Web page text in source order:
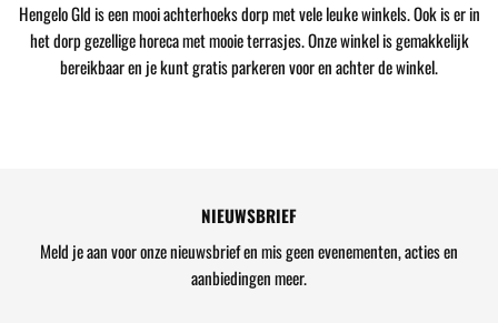
Hengelo Gld is een mooi achterhoeks dorp met vele leuke winkels. Ook is er in
het dorp gezellige horeca met mooie terrasjes. Onze winkel is gemakkelijk
bereikbaar en je kunt gratis parkeren voor en achter de winkel.
NIEUWSBRIEF
Meld je aan voor onze nieuwsbrief en mis geen evenementen, acties en
aanbiedingen meer.